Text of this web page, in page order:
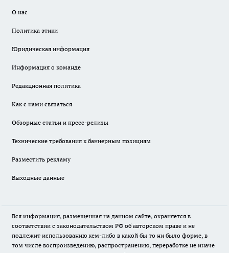
О нас
Политика этики
Юридическая информация
Информация о команде
Редакционная политика
Как с нами связаться
Обзорные статьи и пресс-релизы
Технические требования к баннерным позициям
Разместить рекламу
Выходные данные
Вся информация, размещенная на данном сайте, охраняется в
соответствии с законодательством РФ об авторском праве и не
подлежит использованию кем-либо в какой бы то ни было форме, в
том числе воспроизведению, распространению, переработке не иначе